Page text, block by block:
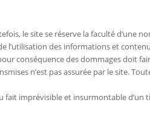
le site se réserve la faculté d’une
l’utilisation des informations et
conséquence des dommages doit
n’est pas assurée par le site.
fait imprévisible et insurmontable d’un